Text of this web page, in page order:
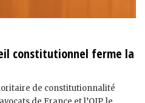
constitutionnel ferme la
de constitutionnalité